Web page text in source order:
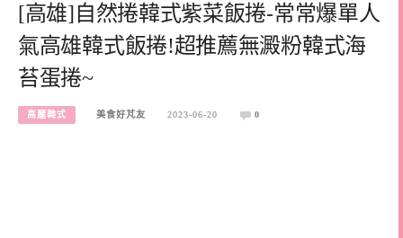
[高雄]自然捲韓式紫菜飯捲-常常爆單人
氣高雄韓式飯捲!超推薦無澱粉韓式海
苔蛋捲~
高麗韓式 美食好芃友 2023-06-20 0